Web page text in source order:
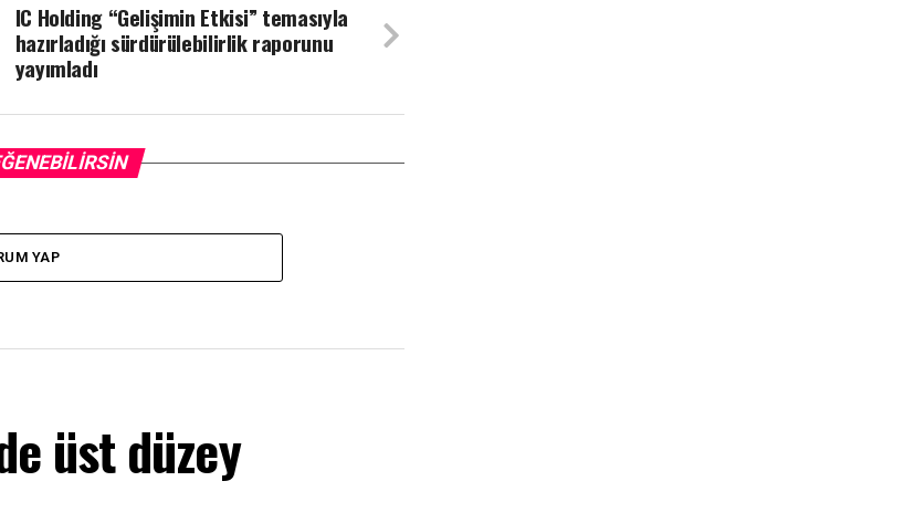
IC Holding “Gelişimin Etkisi” temasıyla
hazırladığı sürdürülebilirlik raporunu
yayımladı
YAP
üst düzey